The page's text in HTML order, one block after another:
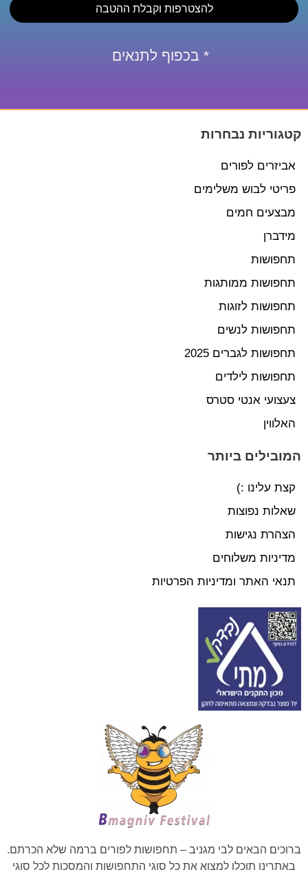
להצטרפות וקבלת ההטבה
* בכפוף לתנאים
קטגוריות נבחרות
אביזרים לפורים
פריטי לבוש משלימים
מבצעים חמים
מידברן
תחפושות
תחפושות ממותגות
תחפושות לזוגות
תחפושות לנשים
תחפושות לגברים 2025
תחפושות לילדים
צעצועי אנטי סטרס
האלווין
המובילים ביותר
קצת עלינו :)
שאלות נפוצות
הצהרת נגישות
מדיניות משלוחים
תנאי האתר ומדיניות הפרטיות
ברוכים הבאים לבי מגניב – תחפושות לפורים ברמה שלא הכרתם.
באתרינו תוכלו למצוא את כל סוגי התחפושות והמסכות לכל סוגי